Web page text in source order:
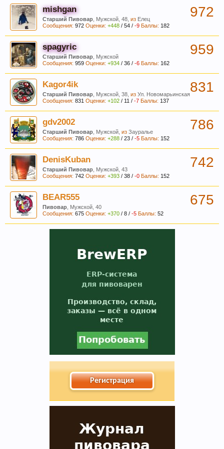
Кофе оказывает воздействие на
преждевременное старение человека и
способствует развитию онкозаболеваний. Пиво
же наоборот защищает ДНК.
Пиво может оказать положительное действие
при сердечно-сосудистых заболеваниях и
служить средством их профилактики
форума обратится с конкретным вопросом -
просьба уточнить в чате этот момент, Вам
будут предложены подходящие разделы, в
которых Вы сможете задать свой вопрос, либо
найти ответ на него, если такой вопрос уже
поднимался на обсуждение.
Уважаемые пивовары, при прочтении
форумчанами) с давними датами, просьба не
принимать советы, как четкую инструкцию, т.к.
описывается чей-то личный опыт, и зачастую
972
mishgan
Старший Пивовар , Мужской, 48, из Елец
Сообщения: 972 Оценки: +448 / 54 / -9 Баллы: 182
959
spagyric
Старший Пивовар , Мужской
Сообщения: 959 Оценки: +934 / 36 / -6 Баллы: 162
831
Kagor4ik
Старший Пивовар , Мужской, 38, из Ул. Новомарьинская
Сообщения: 831 Оценки: +102 / 11 / -7 Баллы: 137
786
gdv2002
Старший Пивовар , Мужской, из Зауралье
Сообщения: 786 Оценки: +288 / 23 / -5 Баллы: 152
742
DenisKuban
Старший Пивовар , Мужской, 43
Сообщения: 742 Оценки: +393 / 38 / -0 Баллы: 152
675
BEAR555
Пивовар , Мужской, 40
Сообщения: 675 Оценки: +370 / 8 / -5 Баллы: 52
Регистрация